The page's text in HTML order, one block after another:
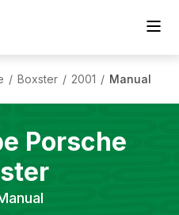
/ Boxster / 2001 / Manual
Porsche